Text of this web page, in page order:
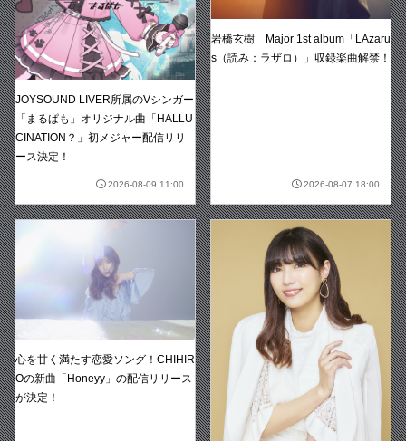
JOYSOUND LIVER所属のVシンガー
「まるぱも」オリジナル曲「HALLU
CINATION？」初メジャー配信リリ
ース決定！
2026-08-09 11:00
岩橋玄樹 Major 1st album「LAzaru
s（読み：ラザロ）」収録楽曲解禁！
2026-08-07 18:00
心を甘く満たす恋愛ソング！CHIHIR
Oの新曲「Honeyy」の配信リリース
が決定！